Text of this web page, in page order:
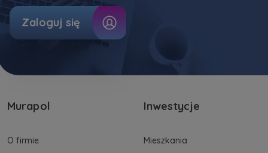
Murapol
O firmie
Inwestycje
Mieszkania
Zaloguj się